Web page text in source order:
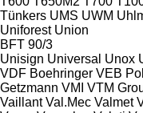
Tünkers UMS UWM
Uniforest Union
BFT 90/3
Unisign Universal Unox
VDF Boehringer VEB
Getzmann VMI VTM
Vaillant Val.Mec Valmet